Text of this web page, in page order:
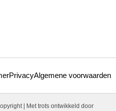
PrivacyAlgemene voorwaarden
| Met trots ontwikkeld door